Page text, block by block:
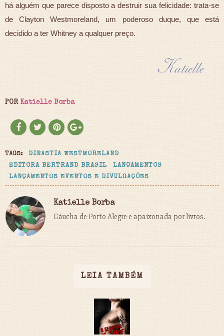
há alguém que parece disposto a destruir sua felicidade: trata-se
de Clayton Westmoreland, um poderoso duque, que está
decidido a ter Whitney a qualquer preço.
POR Katielle Borba
TAGS:
DINASTIA WESTMORELAND
EDITORA BERTRAND BRASIL
LANÇAMENTOS
LANÇAMENTOS EVENTOS E DIVULGAÇÕES
Katielle Borba
Gáucha de Porto Alegre e apaixonada por livros.
LEIA TAMBÉM